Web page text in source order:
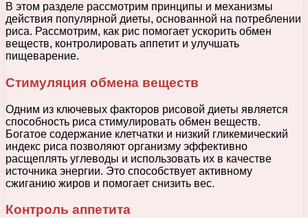
В этом разделе рассмотрим принципы и механизмы
действия популярной диеты, основанной на потреблении
риса. Рассмотрим, как рис помогает ускорить обмен
веществ, контролировать аппетит и улучшать
пищеварение.
Стимуляция обмена веществ
Одним из ключевых факторов рисовой диеты является
способность риса стимулировать обмен веществ.
Богатое содержание клетчатки и низкий гликемический
индекс риса позволяют организму эффективно
расщеплять углеводы и использовать их в качестве
источника энергии. Это способствует активному
сжиганию жиров и помогает снизить вес.
Контроль аппетита